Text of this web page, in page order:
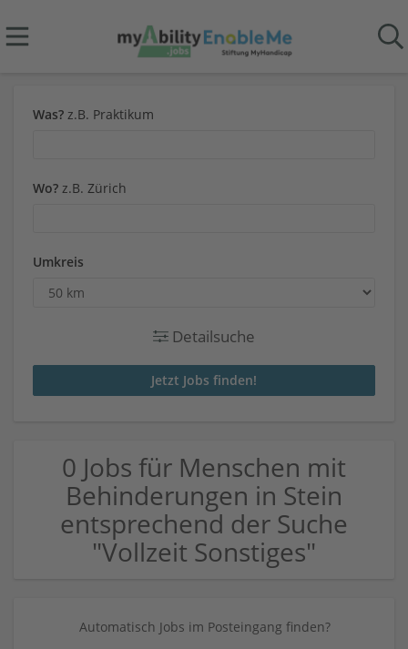
Was? z.B. Praktikum
Wo? z.B. Zürich
Umkreis
Detailsuche
0 Jobs für Menschen mit
Behinderungen in Stein
entsprechend der Suche
"Vollzeit Sonstiges"
Automatisch Jobs im Posteingang finden?